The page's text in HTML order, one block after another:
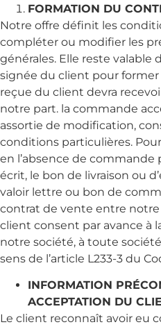
FORMATION DU
Notre offre définit les
compléter ou modifier les
générales. Elle reste valable
signée du client pour
reçue du client devra
notre part. la commande
assortie de modification,
conditions particulières.
en l’absence de commande
écrit, le bon de livraison ou
valoir lettre ou bon de
contrat de vente entre notre
client consent par avance à
notre société, à toute
sens de l’article L233-3 du
INFORMATION
ACCEPTATION DU
Le client reconnaît avoir eu